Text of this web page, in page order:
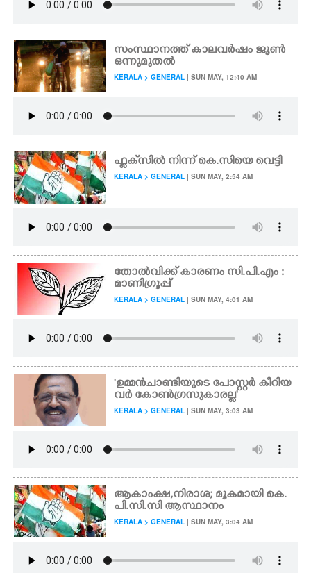
സംസ്ഥാനത്ത് കാലവർഷം ജൂൺ
ഒന്നുമുതൽ
KERALA > GENERAL | SUN MAY, 12:40 AM
ഫ്ലക്‌സിൽ നിന്ന് കെ.സിയെ വെട്ടി
KERALA > GENERAL | SUN MAY, 2:54 AM
തോൽവിക്ക് കാരണം സി.പി.എം :
മാണിഗ്രൂപ്പ്
KERALA > GENERAL | SUN MAY, 4:01 AM
'ഉമ്മൻചാണ്ടിയുടെ പോസ്റ്റർ കീറിയ
വർ കോൺഗ്രസുകാരല്ല'
KERALA > GENERAL | SUN MAY, 3:03 AM
ആകാംക്ഷ,നിരാശ; മൂകമായി കെ.
പി.സി.സി ആസ്ഥാനം
KERALA > GENERAL | SUN MAY, 3:04 AM